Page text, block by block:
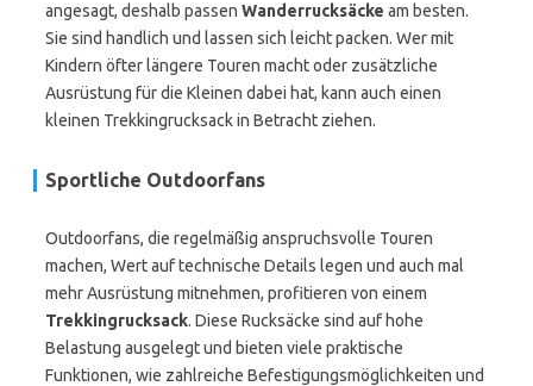
angesagt, deshalb passen Wanderrucksäcke am besten.
Sie sind handlich und lassen sich leicht packen. Wer mit
Kindern öfter längere Touren macht oder zusätzliche
Ausrüstung für die Kleinen dabei hat, kann auch einen
kleinen Trekkingrucksack in Betracht ziehen.
Sportliche Outdoorfans
Outdoorfans, die regelmäßig anspruchsvolle Touren
machen, Wert auf technische Details legen und auch mal
mehr Ausrüstung mitnehmen, profitieren von einem
Trekkingrucksack. Diese Rucksäcke sind auf hohe
Belastung ausgelegt und bieten viele praktische
Funktionen, wie zahlreiche Befestigungsmöglichkeiten und